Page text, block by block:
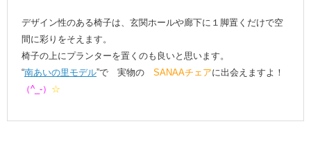
デザイン性のある椅子は、玄関ホールや廊下に１脚置くだけで空
間に彩りをそえます。
椅子の上にプランターを置くのも良いと思います。
“南あいの里モデル”で 実物の SANAAチェアに出会えますよ！
（^_-） ☆